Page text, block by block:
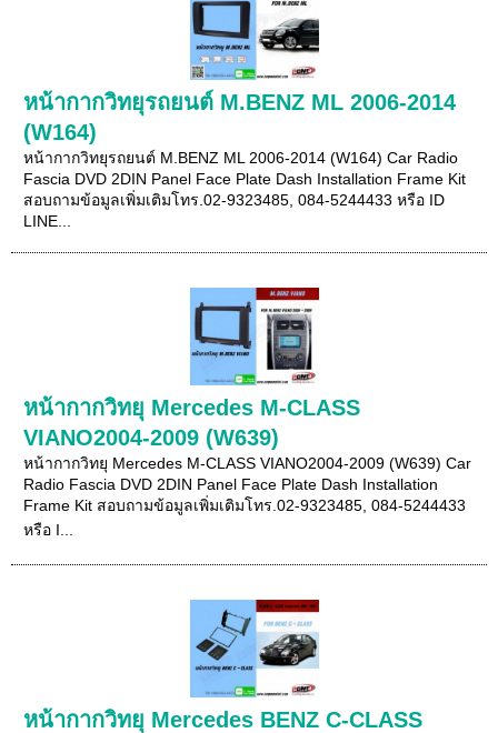
หน้ากากวิทยุรถยนต์ M.BENZ ML 2006-2014
(W164)
หน้ากากวิทยุรถยนต์ M.BENZ ML 2006-2014 (W164) Car Radio
Fascia DVD 2DIN Panel Face Plate Dash Installation Frame Kit
สอบถามข้อมูลเพิ่มเติมโทร.02-9323485, 084-5244433 หรือ ID
LINE...
หน้ากากวิทยุ Mercedes M-CLASS
VIANO2004-2009 (W639)
หน้ากากวิทยุ Mercedes M-CLASS VIANO2004-2009 (W639) Car
Radio Fascia DVD 2DIN Panel Face Plate Dash Installation
Frame Kit สอบถามข้อมูลเพิ่มเติมโทร.02-9323485, 084-5244433
หรือ I...
หน้ากากวิทยุ Mercedes BENZ C-CLASS